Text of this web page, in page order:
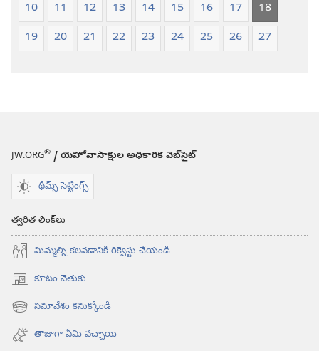
10
11 12 13 14 15 16 17
18
19
20 21 22 23 24 25 26 27
JW.ORG® / యెహోవాసాక్షుల అధికారిక వెబ్‌సైట్‌
థీమ్స్ సెట్టింగ్స్
త్వరిత లింక్‌లు
మిమ్మల్ని కలవడానికి రిక్వెస్టు చేయండి
కూటం వెతుకు
(కొత్త
విండో
ఓపెన్‌
అవుతుంది)
సమావేశం కనుక్కోండి
(కొత్త
విండో
ఓపెన్‌
తాజాగా ఏమి వచ్చాయి